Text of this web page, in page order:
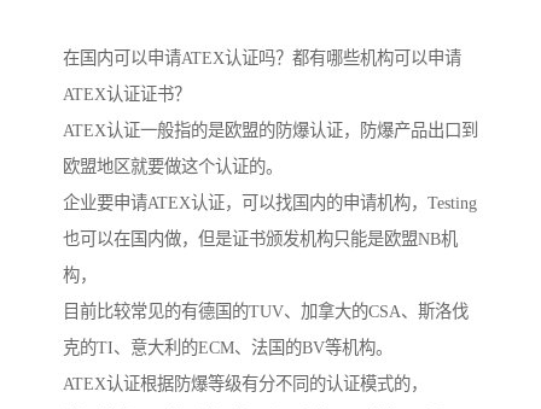
在国内可以申请ATEX认证吗？都有哪些机构可以申请
ATEX认证证书？
ATEX认证一般指的是欧盟的防爆认证，防爆产品出口到
欧盟地区就要做这个认证的。
企业要申请ATEX认证，可以找国内的申请机构，Testing
也可以在国内做，但是证书颁发机构只能是欧盟NB机
构，
目前比较常见的有德国的TUV、加拿大的CSA、斯洛伐
克的TI、意大利的ECM、法国的BV等机构。
ATEX认证根据防爆等级有分不同的认证模式的，